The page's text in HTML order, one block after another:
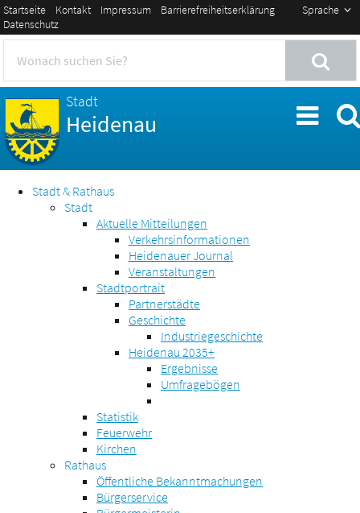
Sprache
Startseite Kontakt Impressum
Barrierefreiheitserklärung
Datenschutz
Stadt
Heidenau
Stadt & Rathaus
Stadt
Aktuelle Mitteilungen
Verkehrsinformationen
Heidenauer Journal
Veranstaltungen
Stadtportrait
Partnerstädte
Geschichte
Industriegeschichte
Heidenau 2035+
Ergebnisse
Umfragebögen
Statistik
Feuerwehr
Kirchen
Rathaus
Öffentliche Bekanntmachungen
Bürgerservice